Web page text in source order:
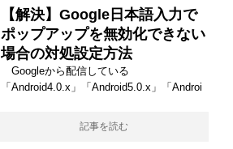
【解決】Google日本語入力で
ポップアップを無効化できない
場合の対処設定方法
Googleから配信している
「Android4.0.x」「Android5.0.x」「Androi
記事を読む